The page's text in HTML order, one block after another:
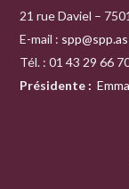
21 rue Daviel –
E-mail :
Tél. : 01 43 29 66
Présidente :